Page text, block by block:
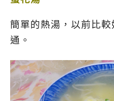
簡單的熱湯，以前比
通。